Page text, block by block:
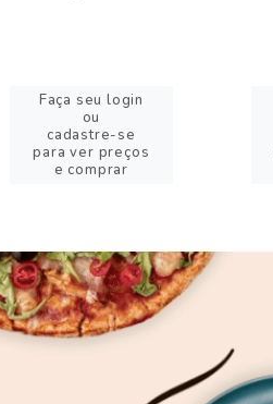
Faça seu login
ou
cadastre-se
para ver preços
e comprar